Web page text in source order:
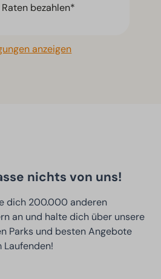
bezahlen*
anzeigen
nichts von uns!
dich 200.000 anderen
an und halte dich über unsere
Parks und besten Angebote
Laufenden!